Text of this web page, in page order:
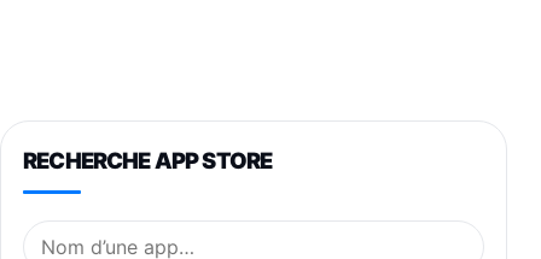
RECHERCHE APP STORE
Nom de l’application